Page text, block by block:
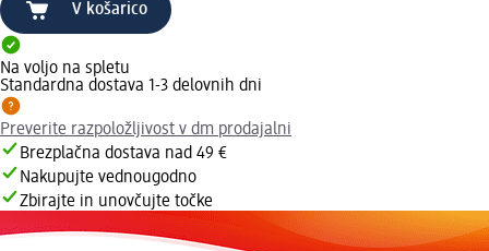
V košarico
Na voljo na spletu
Standardna dostava 1-3 delovnih dni
Preverite razpoložljivost v dm prodajalni
Brezplačna dostava nad 49 €
Nakupujte vednougodno
Zbirajte in unovčujte točke